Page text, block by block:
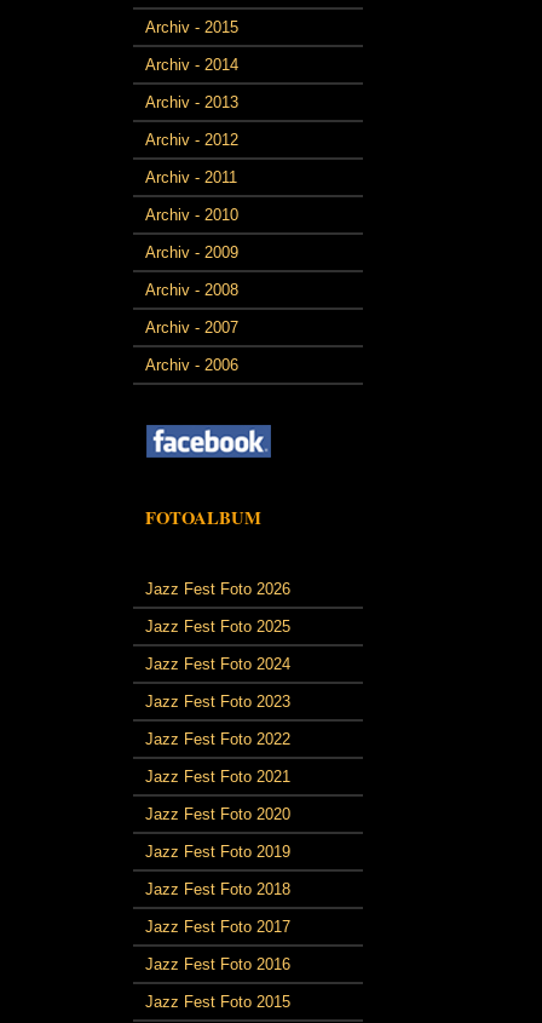
Archiv - 2015
Archiv - 2014
Archiv - 2013
Archiv - 2012
Archiv - 2011
Archiv - 2010
Archiv - 2009
Archiv - 2008
Archiv - 2007
Archiv - 2006
FOTOALBUM
Jazz Fest Foto 2026
Jazz Fest Foto 2025
Jazz Fest Foto 2024
Jazz Fest Foto 2023
Jazz Fest Foto 2022
Jazz Fest Foto 2021
Jazz Fest Foto 2020
Jazz Fest Foto 2019
Jazz Fest Foto 2018
Jazz Fest Foto 2017
Jazz Fest Foto 2016
Jazz Fest Foto 2015